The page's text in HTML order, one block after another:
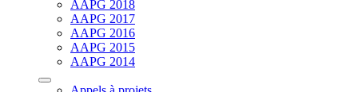
AAPG 2018
AAPG 2017
AAPG 2016
AAPG 2015
AAPG 2014